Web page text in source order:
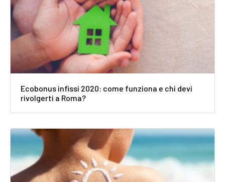
Ecobonus infissi 2020: come funziona e chi devi
rivolgerti a Roma?